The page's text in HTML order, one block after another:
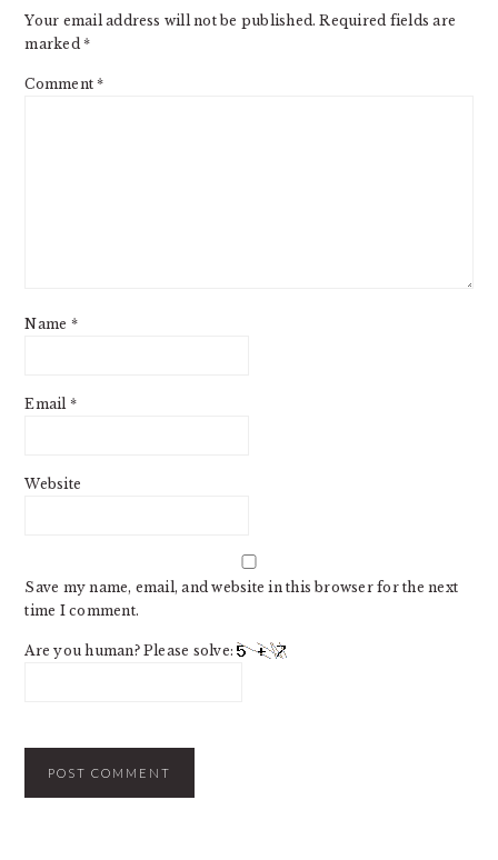
Your email address will not be published. Required fields are
marked*
Comment*
Name *
Email *
Website
Save my name, email, and website in this browser for the next
time I comment.
Are you human? Please solve: